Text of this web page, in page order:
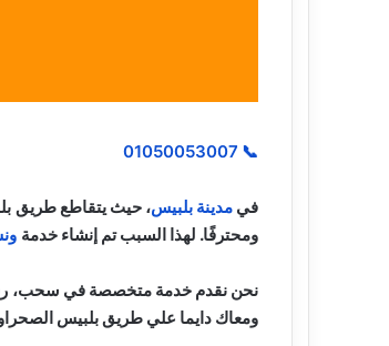
📞
01050053007
في مدينة بلبيس، حيث يتقاطعطريق
ومحترفًا. لهذا السبب تم إنشاء خدمة
نحن نقدم خدمة متخصصة في سحب،
ومعاك دايما علي طريق بلبيس